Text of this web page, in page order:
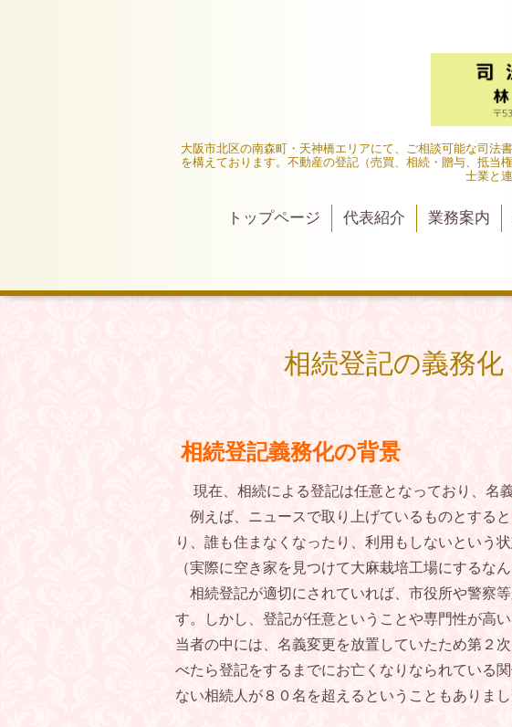
大阪市北区の南森町・天神橋エリアにて、ご相談可能な司法
を構えております。不動産の登記（売買、相続・贈与、抵当
士業と
トップページ 代表紹介 業務案内
相続登記の義務化
相続登記義務化の背景
現在、相続による登記は任意となっており、名
例えば、ニュースで取り上げているものとすると
り、誰も住まなくなったり、利用もしないという
（実際に空き家を見つけて大麻栽培工場にするな
相続登記が適切にされていれば、市役所や警察
す。しかし、登記が任意ということや専門性が高
当者の中には、名義変更を放置していたため第２
べたら登記をするまでにお亡くなりなられている
ない相続人が８０名を超えるということもありま